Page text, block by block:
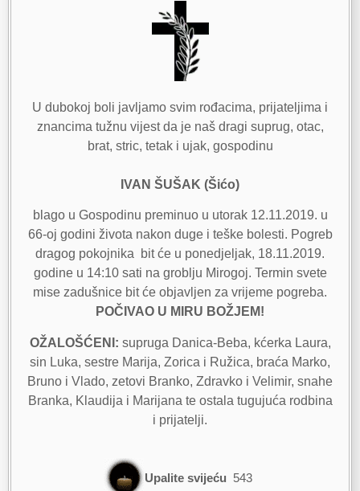
U dubokoj boli javljamo svim rođacima, prijateljima i
znancima tužnu vijest da je naš dragi suprug, otac,
brat, stric, tetak i ujak, gospodinu
IVAN ŠUŠAK (Šićo)
blago u Gospodinu preminuo u utorak 12.11.2019. u
66-oj godini života nakon duge i teške bolesti. Pogreb
dragog pokojnika bit će u ponedjeljak, 18.11.2019.
godine u 14:10 sati na groblju Mirogoj. Termin svete
mise zadušnice bit će objavljen za vrijeme pogreba.
POČIVAO U MIRU BOŽJEM!
OŽALOŠĆENI: supruga Danica-Beba, kćerka Laura,
sin Luka, sestre Marija, Zorica i Ružica, braća Marko,
Bruno i Vlado, zetovi Branko, Zdravko i Velimir, snahe
Branka, Klaudija i Marijana te ostala tugujuća rodbina
i prijatelji.
Upalite svijeću 543